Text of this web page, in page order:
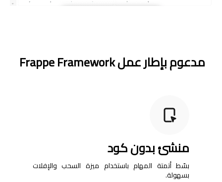
مدعوم بإطار عمل Frappe Framework
منشئ بدون كود
بسّط أتمتة المهام باستخدام ميزة السحب والإفلات
بسهولة.